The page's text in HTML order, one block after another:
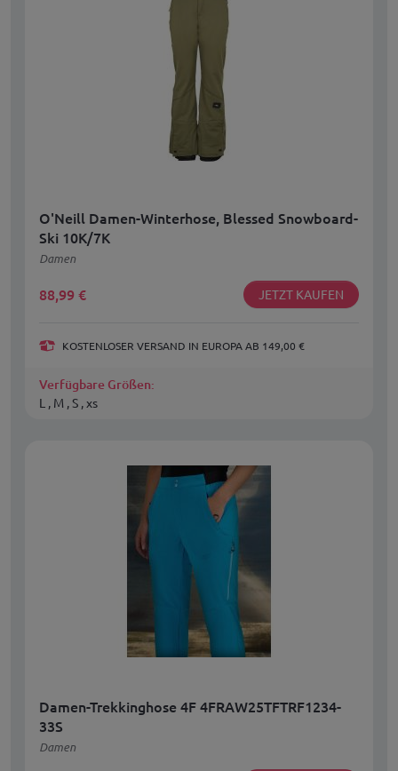
O'Neill Damen-Winterhose, Blessed Snowboard-
Ski 10K/7K
Damen
88,99 € JETZT KAUFEN
KOSTENLOSER VERSAND IN EUROPA AB 149,00 €
Verfügbare Größen:
L , M , S , xs
Damen-Trekkinghose 4F 4FRAW25TFTRF1234-
33S
Damen